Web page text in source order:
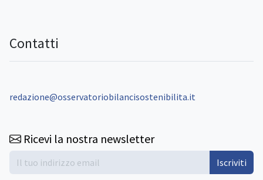
Contatti
redazione@osservatoriobilancisostenibilita.it
Ricevi la nostra newsletter
Iscriviti